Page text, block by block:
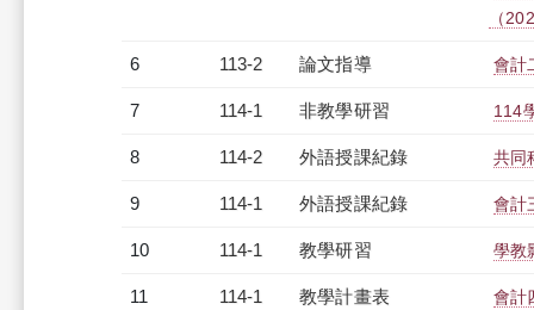
（
6 113-2 論文指導 會計
7 114-1 非教學研習 114
8 114-2 外語授課紀錄 共同
9 114-1 外語授課紀錄 會計
10 114-1 教學研習 學教
11 114-1 教學計畫表 會計